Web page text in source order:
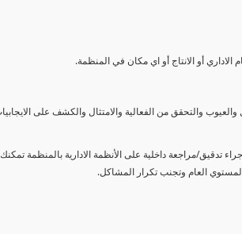
أو الانتاج أو اي مكان في المنظمة.
والتحقق من الفعالية والامتثال والكشف على
تدقيق/مراجعة داخلية على الأنظمة الادارية بالمنظمة
العام وتجنب تكرار المشاكل.